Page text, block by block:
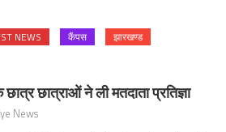
NEWS कैंपस झारखण्ड
छात्राओं ने ली मतदाता प्रतिज्ञा
News